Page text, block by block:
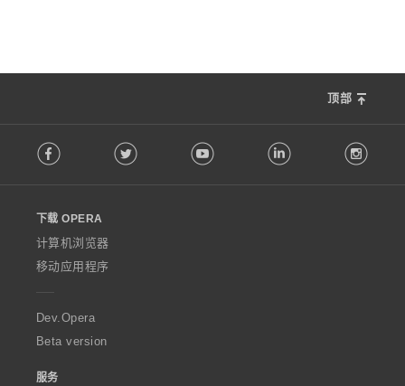
顶部
o
w
O
p
e
a
Facebook Twitter Youtube LinkedIn
下载 OPERA
计算机浏览器
移动应用程序
Dev.Opera
Beta version
服务